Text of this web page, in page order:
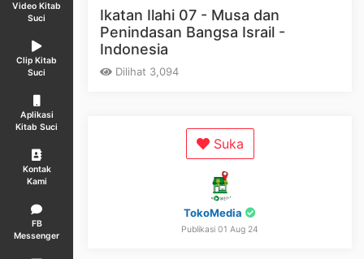
Video Kitab
Suci
Clip Kitab
Suci
Aplikasi
Kitab Suci
Kontak
Kami
FB
Messenger
Ikatan Ilahi 07 - Musa dan
Penindasan Bangsa Israil -
Indonesia
Dilihat 3,094
Suka
TokoMedia
Publikasi 01 Aug 24